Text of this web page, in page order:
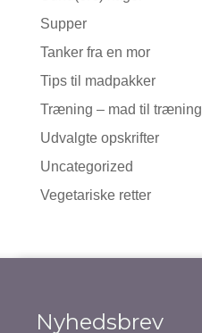
Supper
Tanker fra en mor
Tips til madpakker
Træning – mad til træning
Udvalgte opskrifter
Uncategorized
Vegetariske retter
Nyhedsbrev